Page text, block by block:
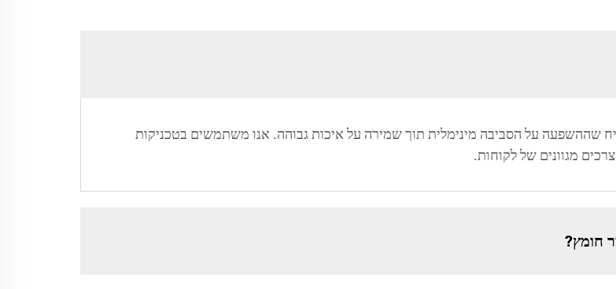
שההשפעה על הסביבה מינימלית תוך שמירה על איכות גבוהה. אנו משתמשים בטכניקות
מגוונים של לקוחות.
חומץ?